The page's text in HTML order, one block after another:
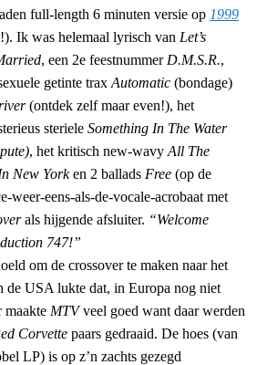
full-length 6 minuten versie op 1999
Ik was helemaal lyrisch van Let’s
, een 2e feestnummer D.M.S.R.,
getinte trax Automatic (bondage)
(ontdek zelf maar even!), het
steriele Something In The Water
, het kritisch new-wavy All The
New Yorken 2 ballads Free (op de
weer-eens-als-de-vocale-acrobaat met
als hijgende afsluiter. “Welcome
747!”
om de crossover te maken naar het
de USA lukte dat, in Europa nog niet
maakte MTVveel goed want daar werden
Corvette paars gedraaid. De hoes (van
LP) is op z’n zachts gezegd